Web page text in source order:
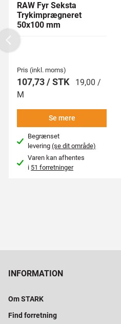
RAW Fyr Seksta
Trykimprægneret
50x100 mm
Pris (inkl. moms)
107,73 / STK
19,00 /
M
Se mere
Begrænset
levering(se dit område)
Varen kan afhentes
i 51 forretninger
Previous
INFORMATION
Om STARK
Find forretning